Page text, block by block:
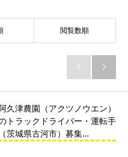
閲覧数順
 
久津農園（アクツノウエン）
トラックドライバー・運転手
（茨城県古河市）募集…